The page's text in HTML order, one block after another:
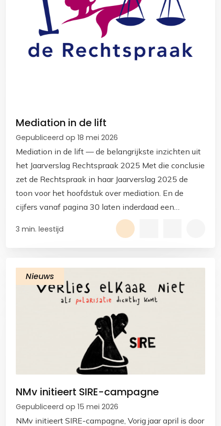
Mediation in de lift
Gepubliceerd op 18 mei 2026
Mediation in de lift — de belangrijkste inzichten uit
het Jaarverslag Rechtspraak 2025 Met die conclusie
zet de Rechtspraak in haar Jaarverslag 2025 de
toon voor het hoofdstuk over mediation. En de
cijfers vanaf pagina 30 laten inderdaad een
duidelijke ontwikkeling zien.
3 min. leestijd
Nieuws
NMv initieert SIRE-campagne
Gepubliceerd op 15 mei 2026
NMv initieert SIRE-campagne, Vorig jaar april is door